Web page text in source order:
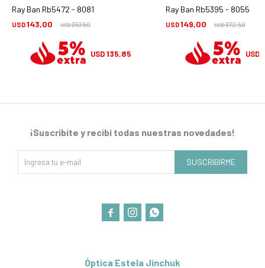
Ray Ban Rb5472 - 8081
USD143,00 USD357,50
USD135,85
Ray Ban Rb5395 - 8055
USD149,00 USD372,50
USD
Óptica Estela Jinchuk
¡Suscribite y recibí todas nuestras novedades!
SUSCRIBIRME
  